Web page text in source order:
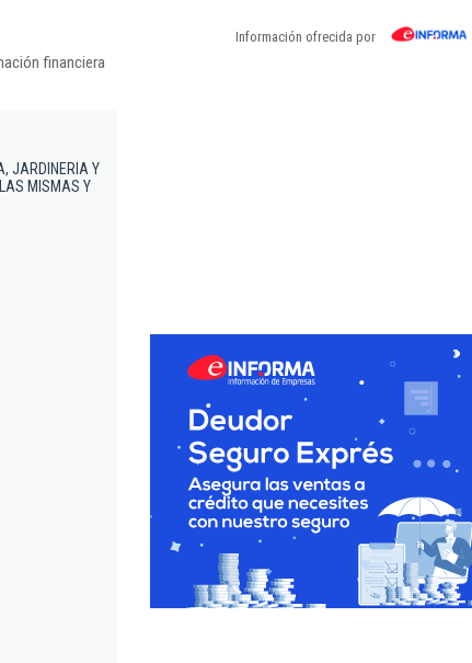
Información ofrecida por
financiera
JARDINERIA Y
MISMAS Y